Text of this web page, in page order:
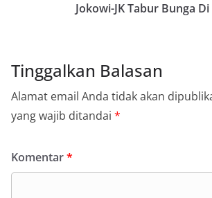
Jokowi-JK Tabur Bunga
Tinggalkan Balasan
Alamat email Anda tidak akan
yang wajib ditandai *
Komentar*